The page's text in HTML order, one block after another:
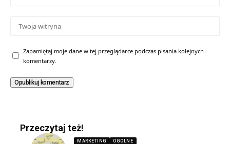
Zapamiętaj moje dane w tej przeglądarce podczas pisania kolejnych
komentarzy.
Przeczytaj też!
MARKETING OGOLNE